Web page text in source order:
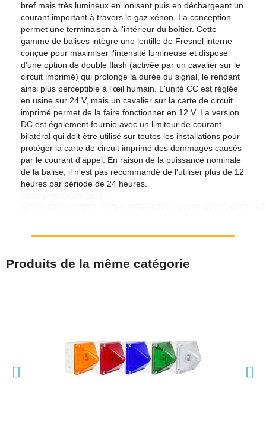
bref mais très lumineux en ionisant puis en déchargeant un
courant important à travers le gaz xénon. La conception
permet une terminaison à l'intérieur du boîtier. Cette
gamme de balises intègre une lentille de Fresnel interne
conçue pour maximiser l'intensité lumineuse et dispose
d'une option de double flash (activée par un cavalier sur le
circuit imprimé) qui prolonge la durée du signal, le rendant
ainsi plus perceptible à l'œil humain. L'unité CC est réglée
en usine sur 24 V, mais un cavalier sur la carte de circuit
imprimé permet de la faire fonctionner en 12 V. La version
DC est également fournie avec un limiteur de courant
bilatéral qui doit être utilisé sur toutes les installations pour
protéger la carte de circuit imprimé des dommages causés
par le courant d'appel. En raison de la puissance nominale
de la balise, il n'est pas recommandé de l'utiliser plus de 12
heures par période de 24 heures.
Produits de la même catégorie